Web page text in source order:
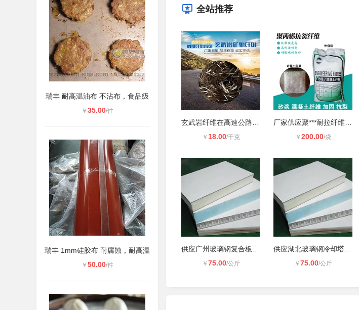
瑞丰 耐高温油布 不沾布，食品级
￥ 35.00/件
瑞丰 1mm硅胶布 耐腐蚀，耐高温
￥ 50.00/件
全站推荐
￥ 18.00/千克 ￥ 200.00/袋
￥ 75.00/公斤 ￥ 75.00/公斤